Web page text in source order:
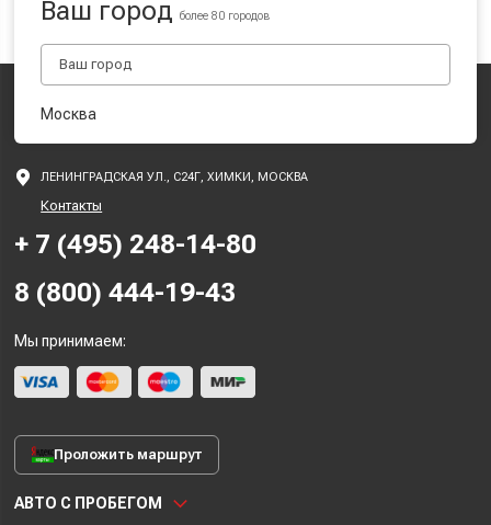
Ваш городболее 80 городов
Москва
ЛЕНИНГРАДСКАЯ УЛ., С24Г, ХИМКИ, МОСКВА
Контакты
+ 7 (495) 248-14-80
8 (800) 444-19-43
Мы принимаем:
Проложить маршрут
АВТО С ПРОБЕГОМ